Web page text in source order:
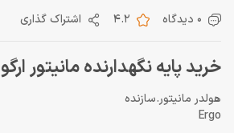
0 دیدگاه 4.2 اشتراک گذاری
خرید پایه نگهدارنده مانیتور ارگو WLA003
هولدر مانیتور.سازنده
Ergo